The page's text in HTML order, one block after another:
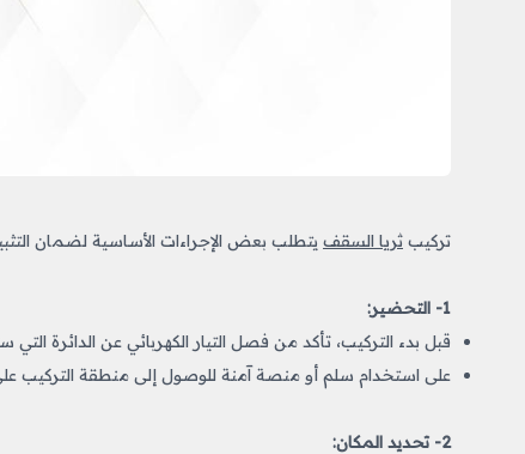
تركيب ثريا السقف يتطلب بعض الإجراءات الأساسية لضمان
1- التحضير:
قبل بدء التركيب، تأكد من فصل التيار الكهربائي عن الدائرة التي
على استخدام سلم أو منصة آمنة للوصول إلى منطقة التركيب
2- تحديد المكان: